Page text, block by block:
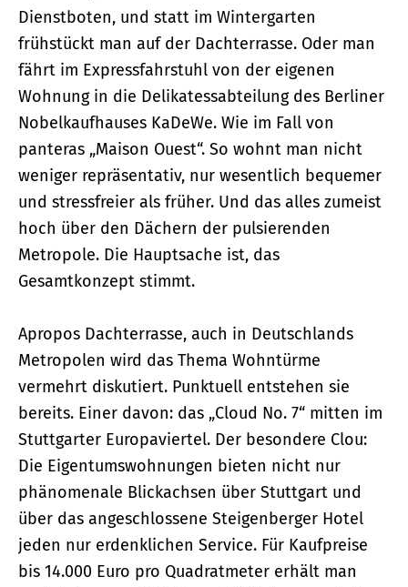
Dienstboten, und statt im Wintergarten
frühstückt man auf der Dachterrasse. Oder man
fährt im Expressfahrstuhl von der eigenen
Wohnung in die Delikatessabteilung des Berliner
Nobelkaufhauses KaDeWe. Wie im Fall von
panteras „Maison Ouest“. So wohnt man nicht
weniger repräsentativ, nur wesentlich bequemer
und stressfreier als früher. Und das alles zumeist
hoch über den Dächern der pulsierenden
Metropole. Die Haupt­sache ist, das
Gesamtkonzept stimmt.
Apropos Dachterrasse, auch in Deutschlands
Metropolen wird das Thema Wohntürme
vermehrt diskutiert. Punktuell entstehen sie
bereits. Einer davon: das „Cloud No. 7“ mitten im
Stuttgarter Europaviertel. Der besondere Clou:
Die Eigentumswohnungen bieten nicht nur
phänomenale Blickachsen über Stuttgart und
über das angeschlossene Steigenberger Hotel
jeden nur erdenklichen Service. Für Kaufpreise
bis 14.000 Euro pro Quadratmeter erhält man